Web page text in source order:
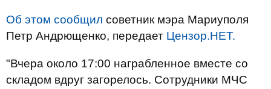
Об этом сообщил советник мэра Мариуполя
Петр Андрющенко, передает Цензор.НЕТ.
"Вчера около 17:00 награбленное вместе со
складом вдруг загорелось. Сотрудники МЧС